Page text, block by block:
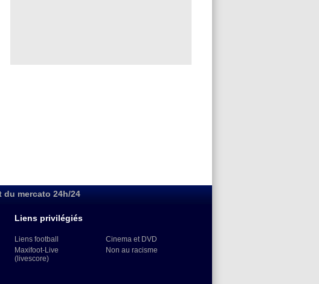
mercato 24h/24
Liens privilégiés
Liens football
Maxifoot-Live
(livescore)
Cinema et DVD
Non au racisme